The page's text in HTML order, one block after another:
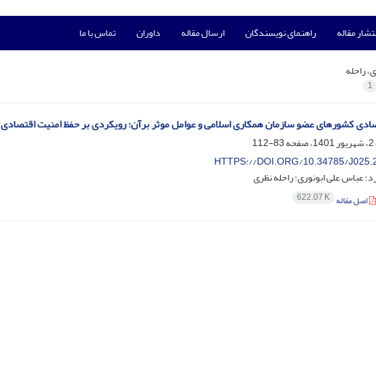
مقاله راهنمای نویسندگان ارسال مقاله داوران تماس با ما
راحله
1
کشورهای عضو سازمان همکاری اسلامی و عوامل موثر برآن: رویکردی بر حفظ امنیت اقتصادی
83-112
HTTPS://DOI.ORG/10.34785/
عباس علی ابونوری؛ راحله نظری
اصل مقاله 622.07 K